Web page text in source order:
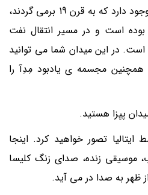
ساختمان های بسیار قدیمی وجود دارد که به قرن 19 برمی گردند،
بوده است و در مسیر انتقال نفت
است. در این میدان شما می توانید
مجسمه ی یادبود مِدِآ را
تصور خواهید کرد. اینجا
موسیقی زنده، صدای زنگ کلیسا